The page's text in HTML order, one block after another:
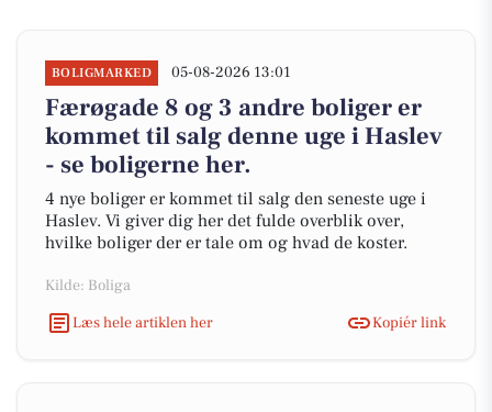
BOLIGMARKED 05-08-2026 13:01
Færøgade 8 og 3 andre boliger er
kommet til salg denne uge i Haslev
- se boligerne her.
4 nye boliger er kommet til salg den seneste uge i
Haslev. Vi giver dig her det fulde overblik over,
hvilke boliger der er tale om og hvad de koster.
Kilde: Boliga
Læs hele artiklen her
Kopiér link